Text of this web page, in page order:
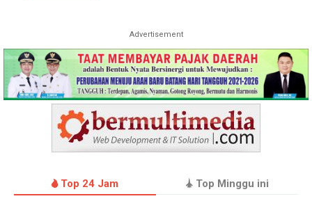
Advertisement
Top 24 Jam Top Minggu ini